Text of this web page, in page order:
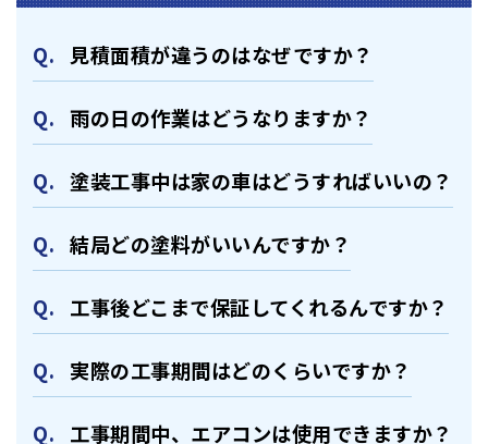
⾒積⾯積が違うのはなぜですか？
⾬の日の作業はどうなりますか？
塗装⼯事中は家の⾞はどうすればいいの？
結局どの塗料がいいんですか？
⼯事後どこまで保証してくれるんですか？
実際の⼯事期間はどのくらいですか？
⼯事期間中、エアコンは使⽤できますか？